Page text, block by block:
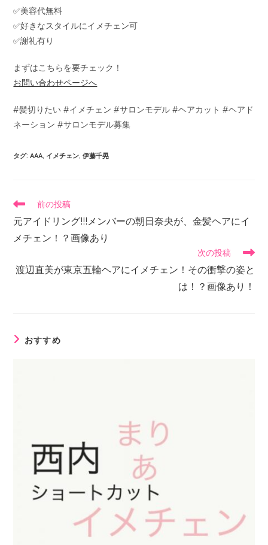
✅美容代無料
✅好きなスタイルにイメチェン可
✅謝礼有り
まずはこちらを要チェック！
お問い合わせページへ
#髪切りたい #イメチェン #サロンモデル #ヘアカット #ヘアド
ネーション #サロンモデル募集
タグ:AAA, イメチェン, 伊藤千晃
前の投稿
元アイドリング!!!メンバーの朝日奈央が、金髪ヘアにイ
メチェン！？画像あり
次の投稿
渡辺直美が東京五輪ヘアにイメチェン！その衝撃の姿と
は！？画像あり！
おすすめ